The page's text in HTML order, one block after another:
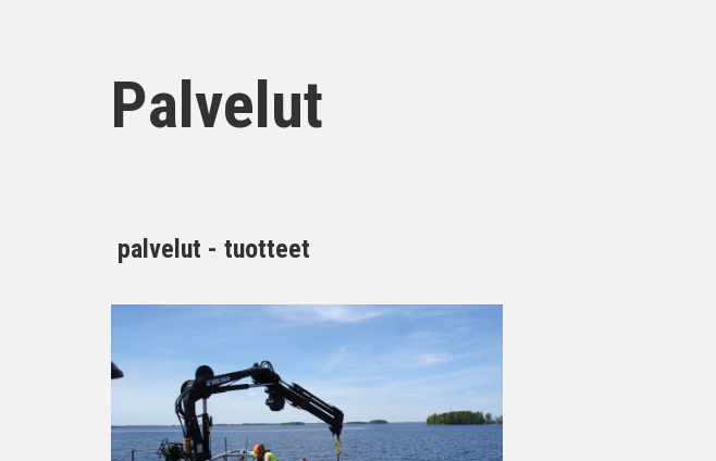
Palvelut
palvelut - tuotteet